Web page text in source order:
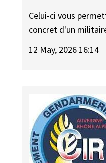
Celui-ci vous
concret d'un
12 May, 2026 16:14